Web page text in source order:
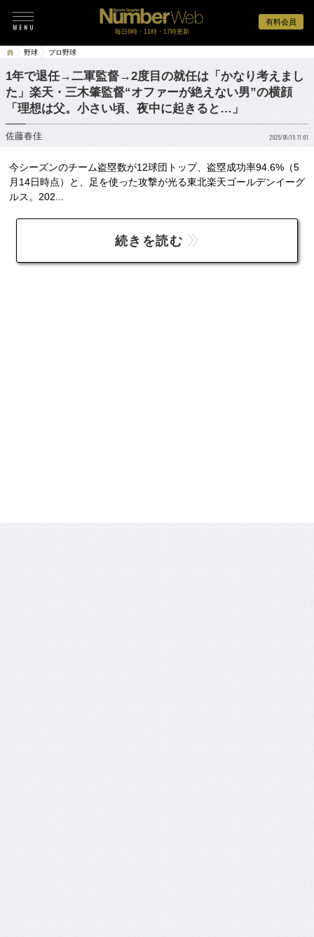
有料会員
毎日6時・11時・17時更新
野球 プロ野球
1年で退任→二軍監督→2度目の就任は「かなり考えまし
た」楽天・三木肇監督“オファーが絶えない男”の横顔
「理想は父。小さい頃、夜中に起きると…」
佐藤春佳 2025/05/15 11:01
今シーズンのチーム盗塁数が12球団トップ、盗塁成功率94.6%（5
月14日時点）と、足を使った攻撃が光る東北楽天ゴールデンイーグ
ルス。202...
続きを読む